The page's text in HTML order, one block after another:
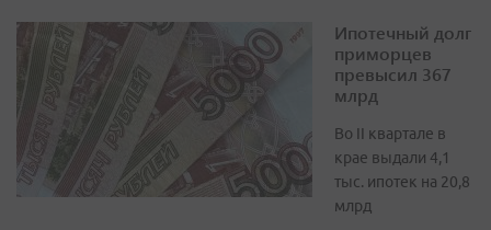
Ипотечный долг
приморцев
превысил 367
млрд
Во II квартале в
крае выдали 4,1
тыс. ипотек на 20,8
млрд